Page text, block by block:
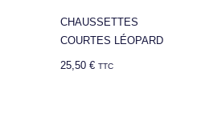
CHAUSSETTES
COURTES LÉOPARD
25,50€ TTC